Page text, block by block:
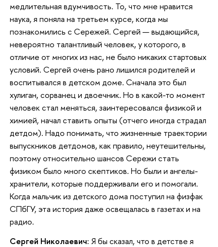
медлительная вдумчивость. То, что мне нравится
наука, я поняла на третьем курсе, когда мы
познакомились с Сережей. Сергей — выдающийся,
невероятно талантливый человек, у которого, в
отличие от многих из нас, не было никаких стартовых
условий. Сергей очень рано лишился родителей и
воспитывался в детском доме. Сначала это был
хулиган, сорванец и двоечник. Но в какой-то момент
человек стал меняться, заинтересовался физикой и
химией, начал ставить опыты (отчего иногда страдал
детдом). Надо понимать, что жизненные траектории
выпускников детдомов, как правило, неутешительны,
поэтому относительно шансов Сережи стать
физиком было много скептиков. Но были и ангелы-
хранители, которые поддерживали его и помогали.
Когда мальчик из детского дома поступил на физфак
СПбГУ, эта история даже освещалась в газетах и на
радио.
Сергей Николаевич: Я бы сказал, что в детстве я